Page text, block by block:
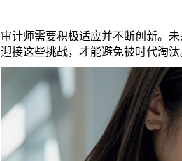
审计师需要积极适应并不断创新。
迎接这些挑战，才能避免被时代淘汰